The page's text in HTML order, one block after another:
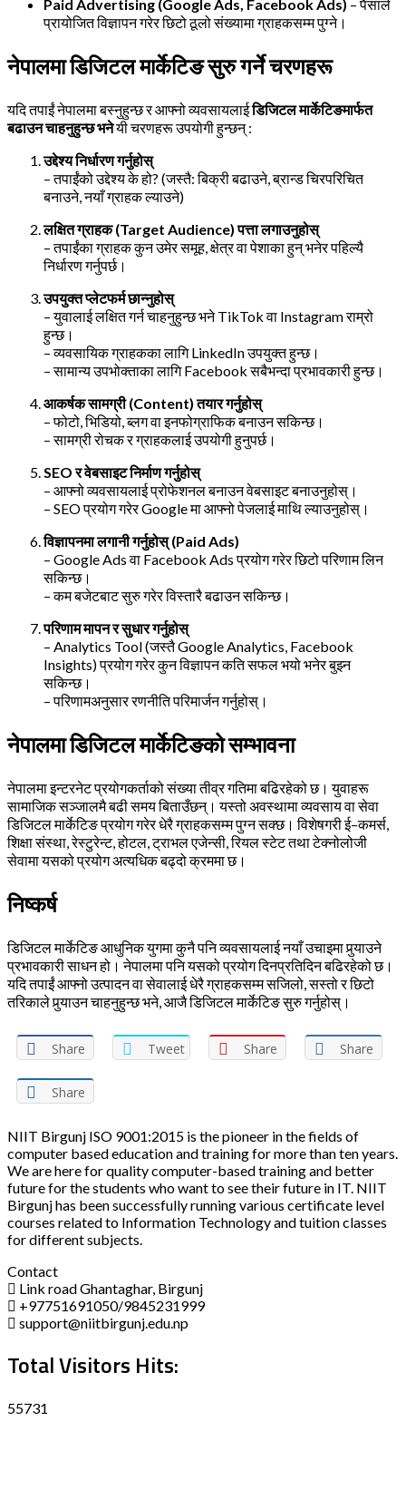
Paid Advertising (Google Ads, Facebook Ads) – पैसाले
प्रायोजित विज्ञापन गरेर छिटो ठूलो संख्यामा ग्राहकसम्म पुग्ने।
नेपालमा डिजिटल मार्केटिङ सुरु गर्ने चरणहरू
यदि तपाईं नेपालमा बस्नुहुन्छ र आफ्नो व्यवसायलाईडिजिटल मार्केटिङमार्फत
बढाउन चाहनुहुन्छ भनेयी चरणहरू उपयोगी हुन्छन् :
उद्देश्य निर्धारण गर्नुहोस्
– तपाईंको उद्देश्य के हो? (जस्तै: बिक्री बढाउने, ब्रान्ड चिरपरिचित
बनाउने, नयाँ ग्राहक ल्याउने)
लक्षित ग्राहक (Target Audience) पत्ता लगाउनुहोस्
– तपाईंका ग्राहक कुन उमेर समूह, क्षेत्र वा पेशाका हुन् भनेर पहिल्यै
निर्धारण गर्नुपर्छ।
उपयुक्त प्लेटफर्म छान्नुहोस्
– युवालाई लक्षित गर्न चाहनुहुन्छ भने TikTok वा Instagram राम्रो
हुन्छ।
– व्यवसायिक ग्राहकका लागि LinkedIn उपयुक्त हुन्छ।
– सामान्य उपभोक्ताका लागि Facebook सबैभन्दा प्रभावकारी हुन्छ।
आकर्षक सामग्री (Content) तयार गर्नुहोस्
– फोटो, भिडियो, ब्लग वा इनफोग्राफिक बनाउन सकिन्छ।
– सामग्री रोचक र ग्राहकलाई उपयोगी हुनुपर्छ।
SEO र वेबसाइट निर्माण गर्नुहोस्
– आफ्नो व्यवसायलाई प्रोफेशनल बनाउन वेबसाइट बनाउनुहोस्।
– SEO प्रयोग गरेर Google मा आफ्नो पेजलाई माथि ल्याउनुहोस्।
विज्ञापनमा लगानी गर्नुहोस् (Paid Ads)
– Google Ads वा Facebook Ads प्रयोग गरेर छिटो परिणाम लिन
सकिन्छ।
– कम बजेटबाट सुरु गरेर विस्तारै बढाउन सकिन्छ।
परिणाम मापन र सुधार गर्नुहोस्
– Analytics Tool (जस्तै Google Analytics, Facebook
Insights) प्रयोग गरेर कुन विज्ञापन कति सफल भयो भनेर बुझ्न
सकिन्छ।
– परिणामअनुसार रणनीति परिमार्जन गर्नुहोस्।
नेपालमा डिजिटल मार्केटिङको सम्भावना
नेपालमा इन्टरनेट प्रयोगकर्ताको संख्या तीव्र गतिमा बढिरहेको छ। युवाहरू
सामाजिक सञ्जालमै बढी समय बिताउँछन्। यस्तो अवस्थामा व्यवसाय वा सेवा
डिजिटल मार्केटिङ प्रयोग गरेर धेरै ग्राहकसम्म पुग्न सक्छ। विशेषगरी ई–कमर्स,
शिक्षा संस्था, रेस्टुरेन्ट, होटल, ट्राभल एजेन्सी, रियल स्टेट तथा टेक्नोलोजी
सेवामा यसको प्रयोग अत्यधिक बढ्दो क्रममा छ।
निष्कर्ष
डिजिटल मार्केटिङ आधुनिक युगमा कुनै पनि व्यवसायलाई नयाँ उचाइमा पुर्‍याउने
प्रभावकारी साधन हो। नेपालमा पनि यसको प्रयोग दिनप्रतिदिन बढिरहेको छ।
यदि तपाईं आफ्नो उत्पादन वा सेवालाई धेरै ग्राहकसम्म सजिलो, सस्तो र छिटो
तरिकाले पुर्‍याउन चाहनुहुन्छ भने, आजै डिजिटल मार्केटिङ सुरु गर्नुहोस्।
Share Tweet Share Share
Share
NIIT Birgunj ISO 9001:2015 is the pioneer in the fields of
computer based education and training for more than ten years.
We are here for quality computer-based training and better
future for the students who want to see their future in IT. NIIT
Birgunj has been successfully running various certificate level
courses related to Information Technology and tuition classes
for different subjects.
Contact
Link road Ghantaghar, Birgunj
+97751691050/9845231999
support@niitbirgunj.edu.np
Total Visitors Hits:
55731